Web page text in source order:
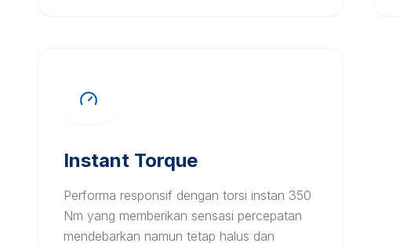
Instant Torque
Performa responsif dengan torsi instan 350
Nm yang memberikan sensasi percepatan
mendebarkan namun tetap halus dan